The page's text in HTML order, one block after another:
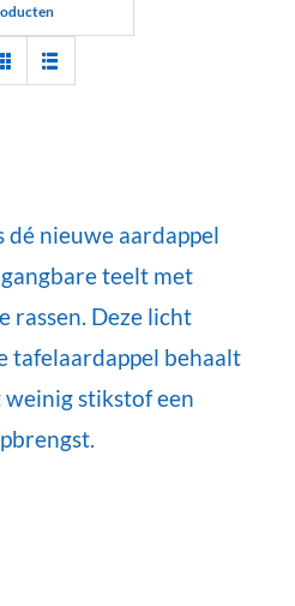
dé nieuwe aardappel
teelt met
rassen. Deze licht
tafelaardappel behaalt
stikstof een